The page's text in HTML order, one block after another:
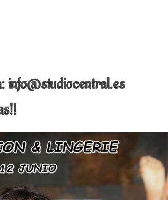
info@studiocentral.es